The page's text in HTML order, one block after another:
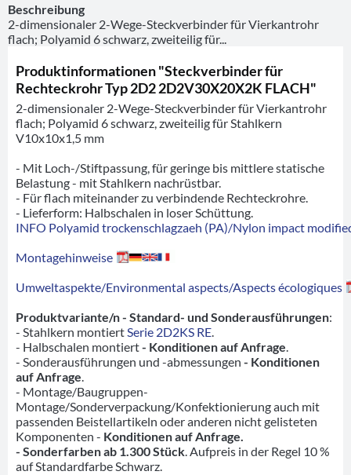
Beschreibung
2-dimensionaler 2-Wege-Steckverbinder für Vierkantrohr
flach; Polyamid 6 schwarz, zweiteilig für...
Produktinformationen "Steckverbinder für
Rechteckrohr Typ 2D2 2D2V30X20X2K FLACH"
2-dimensionaler 2-Wege-Steckverbinder für Vierkantrohr
flach; Polyamid 6 schwarz, zweiteilig für Stahlkern
V10x10x1,5 mm
- Mit Loch-/Stiftpassung, für geringe bis mittlere statische
Belastung - mit Stahlkern nachrüstbar.
- Für flach miteinander zu verbindende Rechteckrohre.
- Lieferform: Halbschalen in loser Schüttung.
INFO Polyamid trockenschlagzaeh (PA)/Nylon impact
Montagehinweise
Umweltaspekte/Environmental aspects/Aspects écologiques
Produktvariante/n - Standard- und Sonderausführungen:
- Stahlkern montiert Serie 2D2KS RE
- Halbschalen montiert- Konditionen auf Anfrage
- Sonderausführungen und -abmessungen - Konditionen
auf Anfrage
- Montage/Baugruppen-
Montage/Sonderverpackung/Konfektionierung auch mit
passenden Beistellartikeln oder anderen nicht gelisteten
Komponenten - Konditionen auf Anfrage.
- Sonderfarben ab 1.300 Stück . Aufpreis in der Regel 10 %
auf Standardfarbe Schwarz.